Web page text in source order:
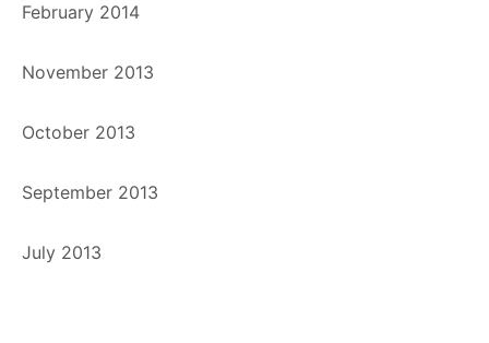
February 2014
November 2013
October 2013
September 2013
July 2013